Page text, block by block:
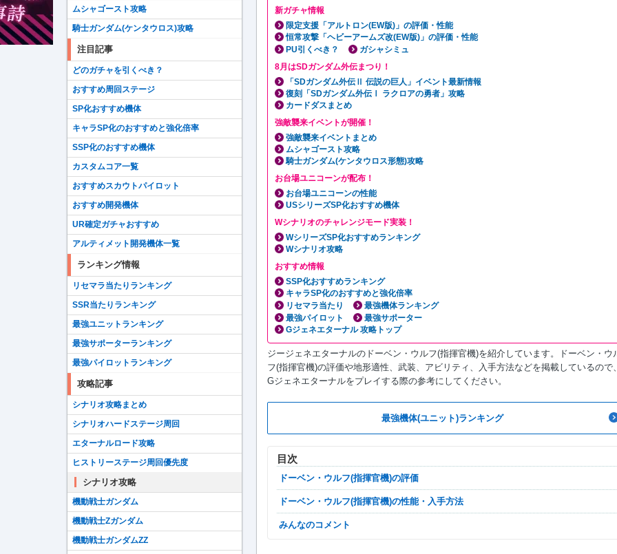
新ガチャ情報
限定支援「アルトロン(EW版)」の評価・性能
恒常攻撃「ヘビーアームズ改(EW版)」の評価・性能
PU引くべき？
ガシャシミュ
8月はSDガンダム外伝まつり！
「SDガンダム外伝Ⅱ 伝説の巨人」イベント最新情報
復刻「SDガンダム外伝Ⅰ ラクロアの勇者」攻略
カードダスまとめ
強敵襲来イベントが開催！
強敵襲来イベントまとめ
ムシャゴースト攻略
騎士ガンダム(ケンタウロス形態)攻略
お台場ユニコーンが配布！
お台場ユニコーンの性能
USシリーズSP化おすすめ機体
Wシナリオのチャレンジモード実装！
WシリーズSP化おすすめランキング
Wシナリオ攻略
おすすめ情報
SSP化おすすめランキング
キャラSP化のおすすめと強化倍率
リセマラ当たり
最強機体ランキング
最強パイロット
最強サポーター
Gジェネエターナル 攻略トップ
ジージェネエターナルのドーベン・ウルフ(指揮官機)を紹介しています。ドーベン・ウ
フ(指揮官機)の評価や地形適性、武装、アビリティ、入手方法などを掲載しているので、
Gジェネエターナルをプレイする際の参考にしてください。
最強機体(ユニット)ランキング
目次
ドーベン・ウルフ(指揮官機)の評価
ドーベン・ウルフ(指揮官機)の性能・入手方法
みんなのコメント
ムシャゴースト攻略
騎士ガンダム(ケンタウロス)攻略
注目記事
どのガチャを引くべき？
おすすめ周回ステージ
SP化おすすめ機体
キャラSP化のおすすめと強化倍率
SSP化のおすすめ機体
カスタムコア一覧
おすすめスカウトパイロット
おすすめ開発機体
UR確定ガチャおすすめ
アルティメット開発機体一覧
ランキング情報
リセマラ当たりランキング
SSR当たりランキング
最強ユニットランキング
最強サポーターランキング
最強パイロットランキング
攻略記事
シナリオ攻略まとめ
シナリオハードステージ周回
エターナルロード攻略
ヒストリーステージ周回優先度
シナリオ攻略
機動戦士ガンダム
機動戦士Zガンダム
機動戦士ガンダムZZ